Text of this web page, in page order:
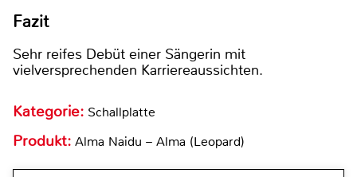
Fazit
Sehr reifes Debüt einer Sängerin mit
vielversprechenden Karriereaussichten.
Kategorie: Schallplatte
Produkt: Alma Naidu – Alma (Leopard)